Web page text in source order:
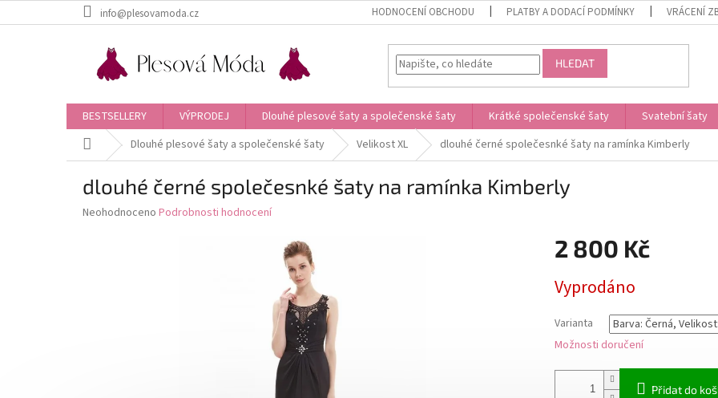
na
info@plesovamoda.cz HODNOCENÍ OBCHODU PLATBY A DODACÍ PODMÍNKY VRÁCENÍ
HLEDAT
BESTSELLERY VÝPRODEJ Dlouhé plesové šaty a společenské šaty Krátké společenské šaty Svatební šaty
Domů Dlouhé plesové šaty a společenské šaty Velikost XL dlouhé černé společesnké šaty na ramínka Kimberly
dlouhé černé společesnké šaty na ramínka Kimberly
Průměrné
Neohodnoceno Podrobnosti hodnocení
2 800 Kč
cena:
Vyprodáno
Varianta
Možnosti doručení
Přidat do